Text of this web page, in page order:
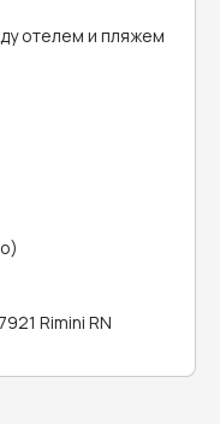
отелем и пляжем
Rimini RN